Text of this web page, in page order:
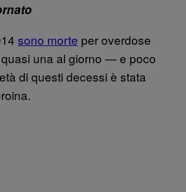
sono morte per overdose
una al giorno — e poco
di questi decessi è stata